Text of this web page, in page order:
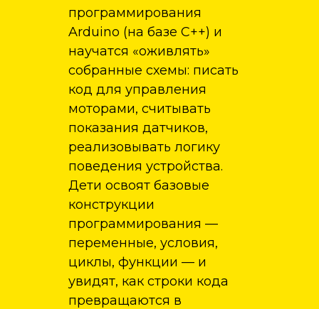
программирования
Arduino (на базе C++) и
научатся «оживлять»
собранные схемы: писать
код для управления
моторами, считывать
показания датчиков,
реализовывать логику
поведения устройства.
Дети освоят базовые
конструкции
программирования —
переменные, условия,
циклы, функции — и
увидят, как строки кода
превращаются в